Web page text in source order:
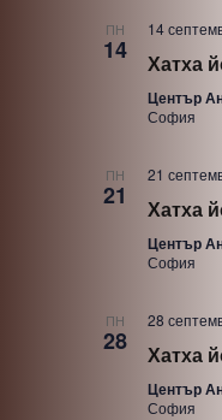
ПН
14
14
Хатха
Център
София
ПН
21
21
Хатха
Център
София
ПН
28
28
Хатха
Център
София